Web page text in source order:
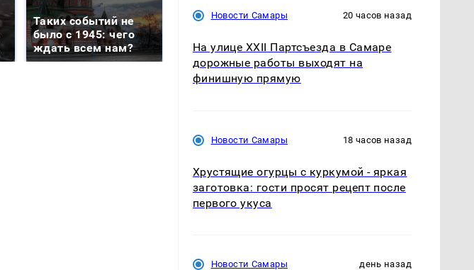
Таких событий не
было с 1945: чего
ждать всем нам?
продукта: что купить?
полицейскую
подожгли.
Новости Самары 20 часов назад
На улице XXII Партсъезда в Самаре
дорожные работы выходят на
финишную прямую
Новости Самары 18 часов назад
Хрустящие огурцы с куркумой - яркая
заготовка: гости просят рецепт после
первого укуса
Новости Самары день назад